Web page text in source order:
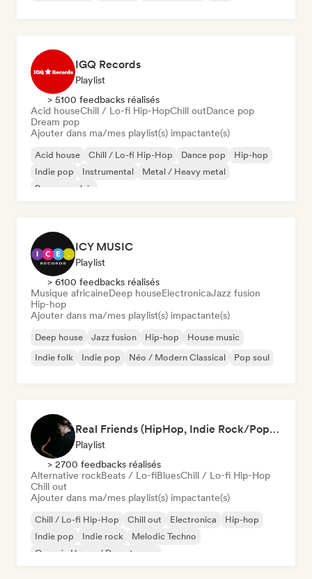
IGQ Records
Playlist
> 5100 feedbacks réalisés
Acid houseChill / Lo-fi Hip-HopChill outDance pop
Dream pop
Ajouter dans ma/mes playlist(s) impactante(s)
Acid house Chill / Lo-fi Hip-Hop Dance pop
Hip-hop
Indie pop
Instrumental
Metal / Heavy metal
Rap en anglais
ICY MUSIC
Playlist
> 6100 feedbacks réalisés
Musique africaineDeep houseElectronicaJazz fusion
Hip-hop
Ajouter dans ma/mes playlist(s) impactante(s)
Deep house Jazz fusion Hip-hop
House music
Indie folk
Indie pop Néo / Modern Classical Pop soul
Real Friends (HipHop, Indie Rock/Pop, Chill Out, Soul, Techno)
Playlist
> 2700 feedbacks réalisés
Alternative rockBeats / Lo-fiBluesChill / Lo-fi Hip-Hop
Chill out
Ajouter dans ma/mes playlist(s) impactante(s)
Chill / Lo-fi Hip-Hop Chill out Electronica
Hip-hop
Indie pop
Indie rock
Melodic Techno
Organic House / Downtempo